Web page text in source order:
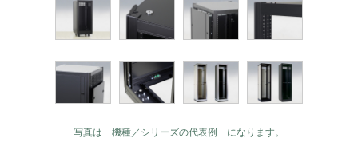
写真は 機種／シリーズの代表例 になります。